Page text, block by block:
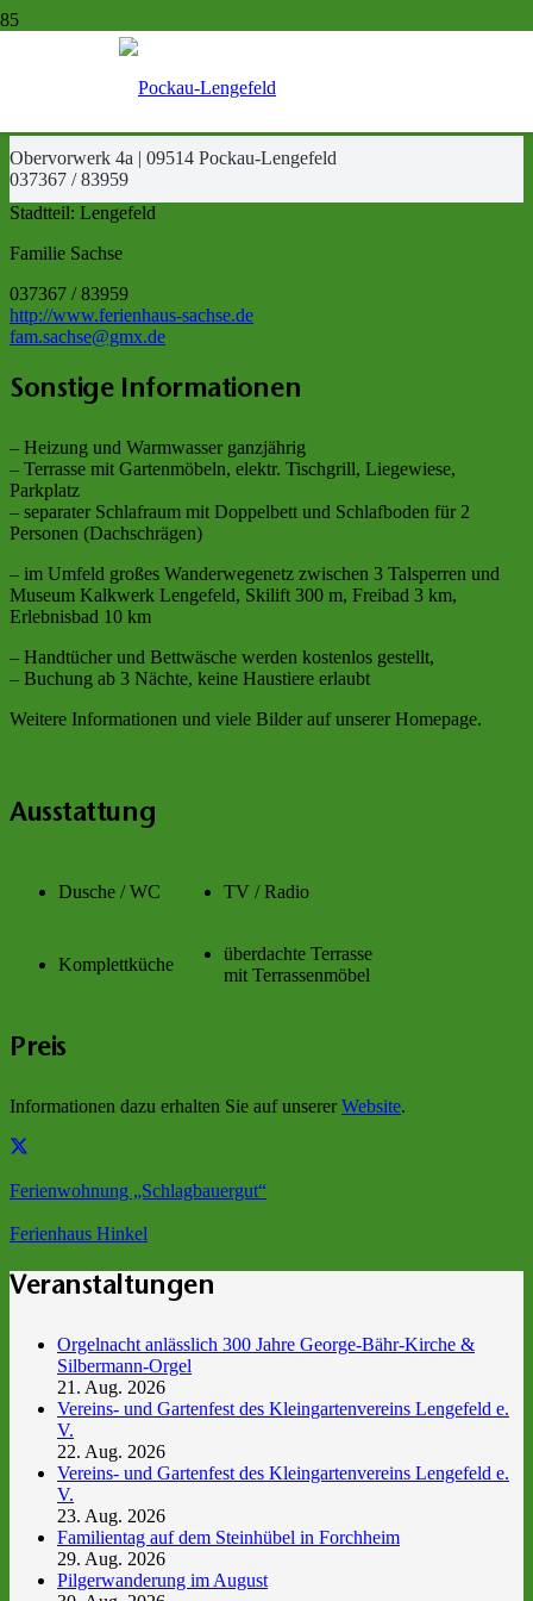
FERIENHAUS SACHSE
Obervorwerk 4a | 09514 Pockau-Lengefeld
037367 / 83959
Stadtteil: Lengefeld
Familie Sachse
037367 / 83959
http://www.ferienhaus-sachse.de
fam.sachse@gmx.de
Sonstige Informationen
– Heizung und Warmwasser ganzjährig
– Terrasse mit Gartenmöbeln, elektr. Tischgrill, Liegewiese,
Parkplatz
– separater Schlafraum mit Doppelbett und Schlafboden für 2
Personen (Dachschrägen)
– im Umfeld großes Wanderwegenetz zwischen 3 Talsperren und
Museum Kalkwerk Lengefeld, Skilift 300 m, Freibad 3 km,
Erlebnisbad 10 km
– Handtücher und Bettwäsche werden kostenlos gestellt,
– Buchung ab 3 Nächte, keine Haustiere erlaubt
Weitere Informationen und viele Bilder auf unserer Homepage.
Ausstattung
Dusche / WC TV / Radio
Komplettküche
überdachte Terrasse
mit Terrassenmöbel
Preis
Informationen dazu erhalten Sie auf unsererWebsite.
Ferienwohnung „Schlagbauergut“
Ferienhaus Hinkel
Veranstaltungen
Orgelnacht anlässlich 300 Jahre George-Bähr-Kirche &
Silbermann-Orgel
21. Aug. 2026
Vereins- und Gartenfest des Kleingartenvereins Lengefeld e.
V.
22. Aug. 2026
Vereins- und Gartenfest des Kleingartenvereins Lengefeld e.
V.
23. Aug. 2026
Familientag auf dem Steinhübel in Forchheim
29. Aug. 2026
Pilgerwanderung im August